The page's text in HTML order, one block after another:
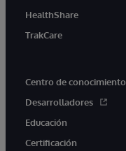
HealthShare
TrakCare
Centro de conocimiento
Desarrolladores
Educación
Certificación